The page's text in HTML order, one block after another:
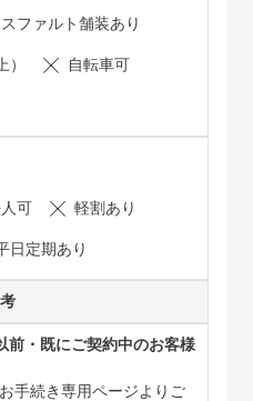
ファルト舗装あり
自転車可
可 軽割あり
日定期あり
前・既にご契約中のお客様
手続き専用ページよりご